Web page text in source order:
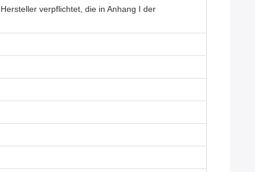
verpflichtet, die in Anhang I der